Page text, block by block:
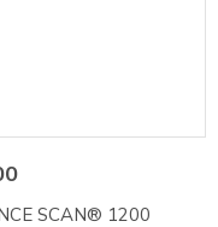
SCAN® 1200